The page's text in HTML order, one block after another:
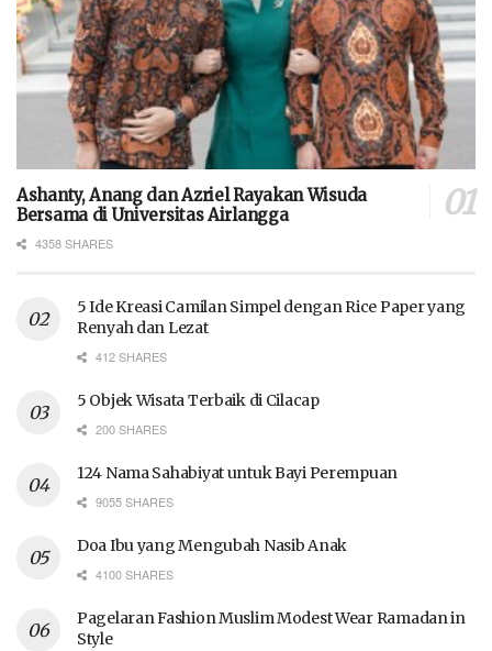
Ashanty, Anang dan Azriel Rayakan Wisuda
Bersama di Universitas Airlangga
4358 SHARES
5 Ide Kreasi Camilan Simpel dengan Rice Paper yang
Renyah dan Lezat
412 SHARES
5 Objek Wisata Terbaik di Cilacap
200 SHARES
124 Nama Sahabiyat untuk Bayi Perempuan
9055 SHARES
Doa Ibu yang Mengubah Nasib Anak
4100 SHARES
Pagelaran Fashion Muslim Modest Wear Ramadan in
Style